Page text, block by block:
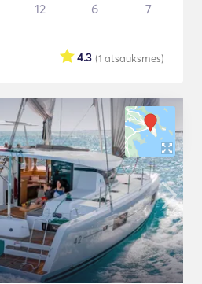
12 6 7
(1 atsauksmes)
4.3